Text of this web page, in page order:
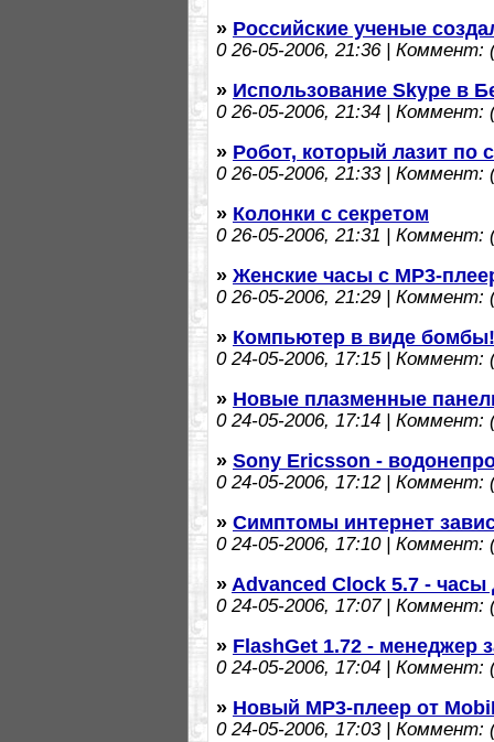
» Российские ученые
026-05-2006, 21:36 | Коммент:
» Использование Skype в
026-05-2006, 21:34 | Коммент:
» Робот, который лазит по
026-05-2006, 21:33 | Коммент:
» Колонки с секретом
026-05-2006, 21:31 | Коммент:
» Женские часы с МР3-
026-05-2006, 21:29 | Коммент:
» Компьютер в виде бомбы!
024-05-2006, 17:15 | Коммент:
» Новые плазменные
024-05-2006, 17:14 | Коммент:
» Sony Ericsson -
024-05-2006, 17:12 | Коммент:
» Симптомы интернет
024-05-2006, 17:10 | Коммент:
» Advanced Clock 5.7 -
024-05-2006, 17:07 | Коммент:
» FlashGet 1.72 - менеджер
024-05-2006, 17:04 | Коммент:
» Новый МР3-плеер от
024-05-2006, 17:03 | Коммент: